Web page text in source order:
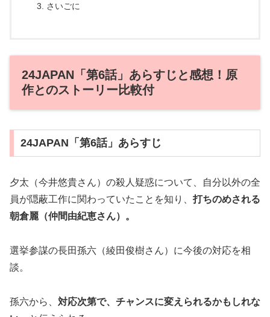
さいごに
24JAPAN「第6話」あらすじと感想！原
作とのストーリー比較付
24JAPAN「第6話」あらすじ
夕太（今井悠貴さん）の殺人疑惑について、自分以外の全
員が隠蔽工作に関わっていたことを知り、 打ちのめされる
朝倉麗（仲間由紀恵さん）。
選挙参謀の長田孫六（綾田俊樹さん）に今後の対応を相
談。
孫六から、 対応次第で、チャンスに変えられるかもしれな